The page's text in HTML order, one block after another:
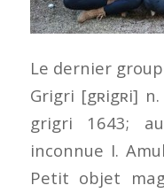
Le dernier
Grigri [gʀigʀi] n.
grigri 1643;
inconnue I.
Petit objet